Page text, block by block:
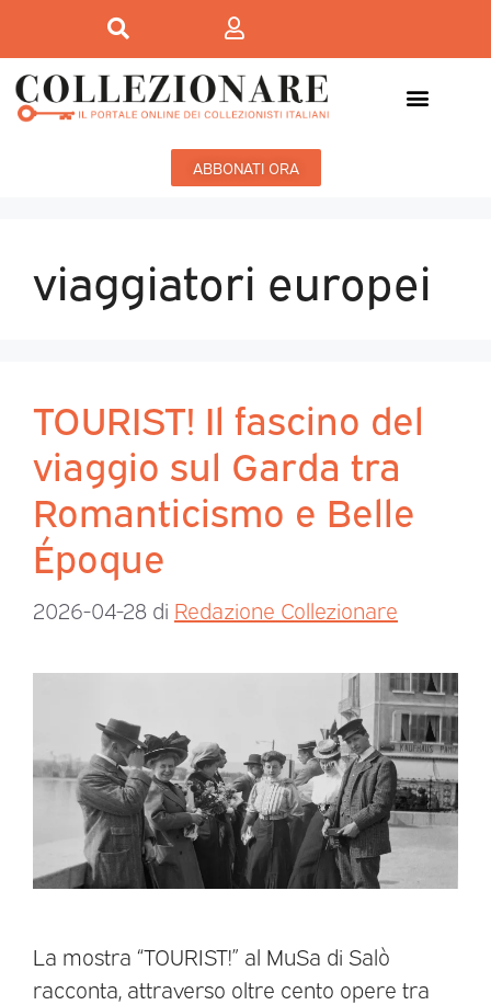
ABBONATI ORA
viaggiatori europei
TOURIST! Il fascino del
viaggio sul Garda tra
Romanticismo e Belle
Époque
2026-04-28 di Redazione Collezionare
La mostra “TOURIST!” al MuSa di Salò
racconta, attraverso oltre cento opere tra